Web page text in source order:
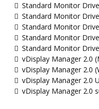
Standard Monitor
Standard Monitor
Standard Monitor
Standard Monitor
Standard Monitor
vDisplay Manager 2.0
vDisplay Manager 2.0
vDisplay Manager 2.0
vDisplay Manager 2.0